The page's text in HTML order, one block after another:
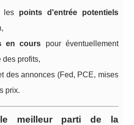
les points d'entrée potentiels
en cours pour éventuellement
des profits,
des annonces (Fed, PCE, mises
prix.
meilleur parti de la